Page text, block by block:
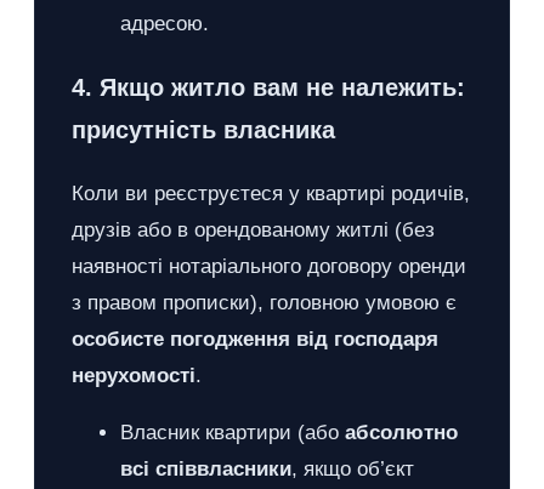
адресою.
4. Якщо житло вам не належить:
присутність власника
Коли ви реєструєтеся у квартирі родичів,
друзів або в орендованому житлі (без
наявності нотаріального договору оренди
з правом прописки), головною умовою є
особисте погодження від господаря
нерухомості.
Власник квартири (або абсолютно
всі співвласники, якщо об’єкт